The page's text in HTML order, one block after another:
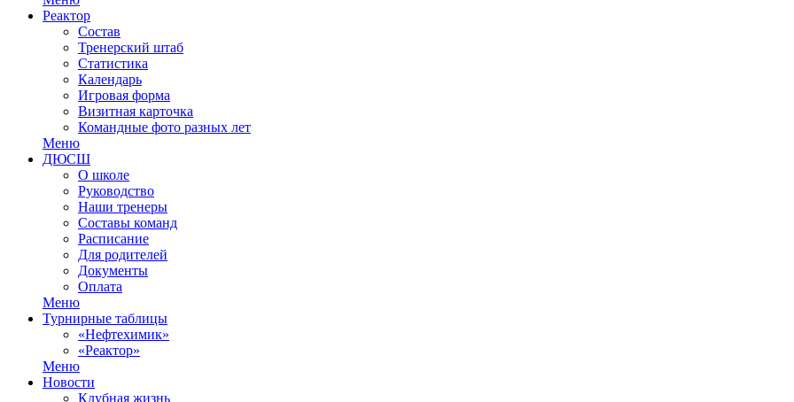
Реактор
Состав
Тренерский штаб
Статистика
Календарь
Игровая форма
Визитная карточка
Командные фото разных лет
Меню
ДЮСШ
О школе
Руководство
Наши тренеры
Составы команд
Расписание
Для родителей
Документы
Оплата
Меню
Турнирные таблицы
«Нефтехимик»
«Реактор»
Меню
Новости
Клубная жизнь